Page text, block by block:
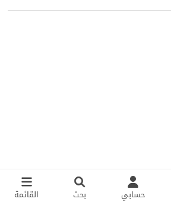
حسابي بحث القائمة
مطورين يطورو لعبه